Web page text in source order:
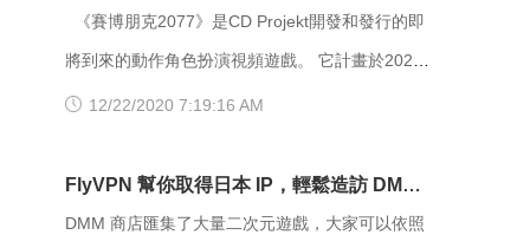
《賽博朋克2077》是CD Projekt開發和發行的即
將到來的動作角色扮演視頻遊戲。 它計畫於2020
年12月10日在Microsoft Windows，PlayStation
PlayStation 5和Xbox Series X / S上發佈。 故事發
生在夜城，這是一個在賽博朋克宇宙中設定的開放
12/22/2020 7:19:16 AM
FlyVPN 幫你取得日本 IP，輕鬆造訪 DMM
商店
DMM 商店匯集了大量二次元遊戲，大家可以依照